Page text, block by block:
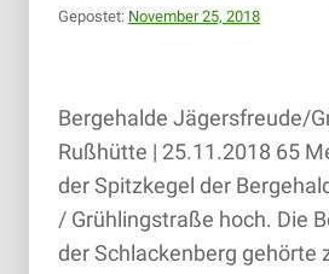
Gepostet: November 25, 2018
Bergehalde Jägersfreude/
Rußhütte | 25.11.2018 65
der Spitzkegel der
/ Grühlingstraße hoch. Die
der Schlackenberg gehörte